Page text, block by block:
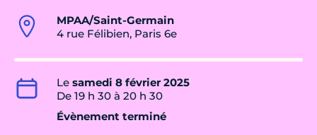
MPAA/Saint-Germain
4 rue Félibien, Paris 6e
Le samedi 8 février 2025
De 19 h 30 à 20 h 30
Évènement terminé